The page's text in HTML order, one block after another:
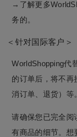
→了解更多
务的。
＜针对国际客户＞
WorldShopping代
的订单后，将不再
消订单、退货）等。
请确保您已完全阅
有商品的细节。想